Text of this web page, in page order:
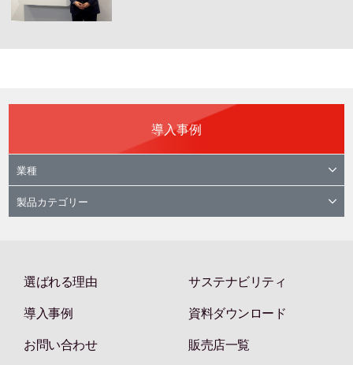
導入事例
業種
製品カテゴリー
選ばれる理由
サステナビリティ
導入事例
資料ダウンロード
お問い合わせ
販売店一覧